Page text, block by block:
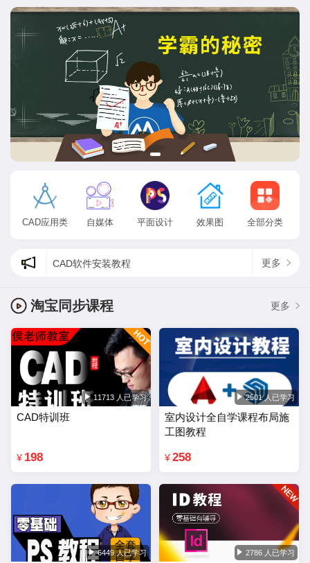
CAD应用类 自媒体 平面设计 效果图 全部分类
CAD软件安装教程 更多
淘宝同步课程 更多
11713 人已学习
CAD特训班
¥ 198
2501 人已学习
室内设计全自学课程布局施
工图教程
¥ 258
6449 人已学习 2786 人已学习